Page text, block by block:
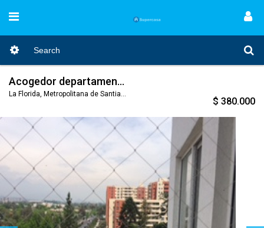
Acogedor departamento lado Metro Vicente Valdes
La Florida, Metropolitana de Santiago, Nro. Código 299
$ 380.000